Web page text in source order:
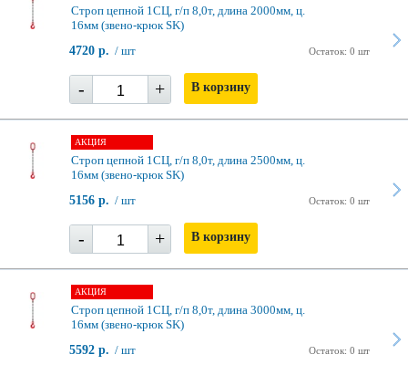
Строп цепной 1СЦ, г/п 8,0т, длина 2000мм, ц.
16мм (звено-крюк SK)
Остаток: 0 шт
4720 р. / шт
- + В корзину
АКЦИЯ
Строп цепной 1СЦ, г/п 8,0т, длина 2500мм, ц.
16мм (звено-крюк SK)
Остаток: 0 шт
5156 р. / шт
- + В корзину
АКЦИЯ
Строп цепной 1СЦ, г/п 8,0т, длина 3000мм, ц.
16мм (звено-крюк SK)
Остаток: 0 шт
5592 р. / шт